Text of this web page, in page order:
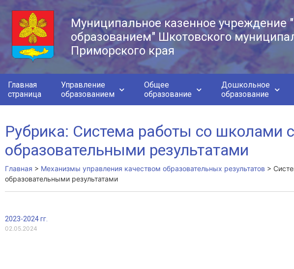
Муниципальное казенное учреждение
образованием" Шкотовского
Приморского края
Главная
страница
Управление
образованием
Общее
образование
Дошкольное
образование
Рубрика: Система работы со школами
образовательными результатами
Главная > Механизмы управления качеством образовательных результатов >
образовательными результатами
2023-2024 гг.
02.05.2024